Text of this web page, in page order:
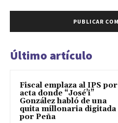
Último artículo
Fiscal emplaza al IPS por
acta donde “José’i”
González habló de una
quita millonaria digitada
por Peña